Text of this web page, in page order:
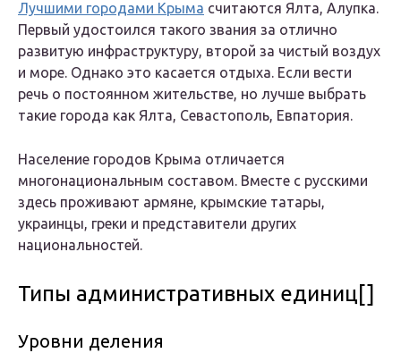
Лучшими городами Крыма считаются Ялта, Алупка.
Первый удостоился такого звания за отлично
развитую инфраструктуру, второй за чистый воздух
и море. Однако это касается отдыха. Если вести
речь о постоянном жительстве, но лучше выбрать
такие города как Ялта, Севастополь, Евпатория.
Население городов Крыма отличается
многонациональным составом. Вместе с русскими
здесь проживают армяне, крымские татары,
украинцы, греки и представители других
национальностей.
Типы административных единиц[]
Уровни деления